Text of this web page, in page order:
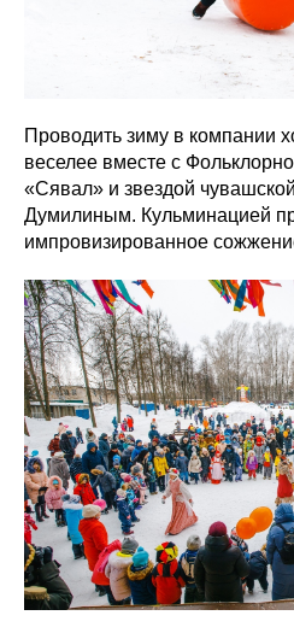
Проводить зиму в компании
веселее вместе с
«Сявал» и звездой
Думилиным. Кульминацией
импровизированное